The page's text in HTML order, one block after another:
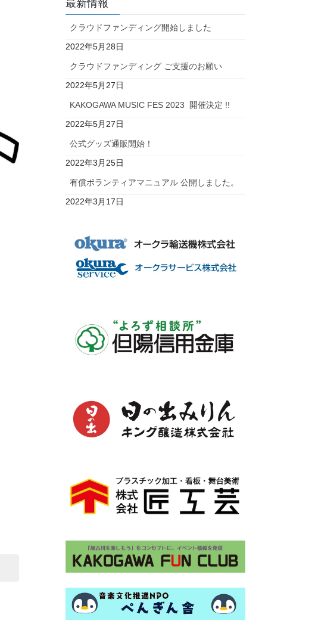
最新情報
クラウドファンディング開始しました
2022年5月28日
クラウドファンディング ご支援のお願い
2022年5月27日
KAKOGAWA MUSIC FES 2023 開催決定 !!
2022年5月27日
公式グッズ通販開始！
2022年3月25日
有償ボランティアマニュアル 公開しました。
2022年3月17日